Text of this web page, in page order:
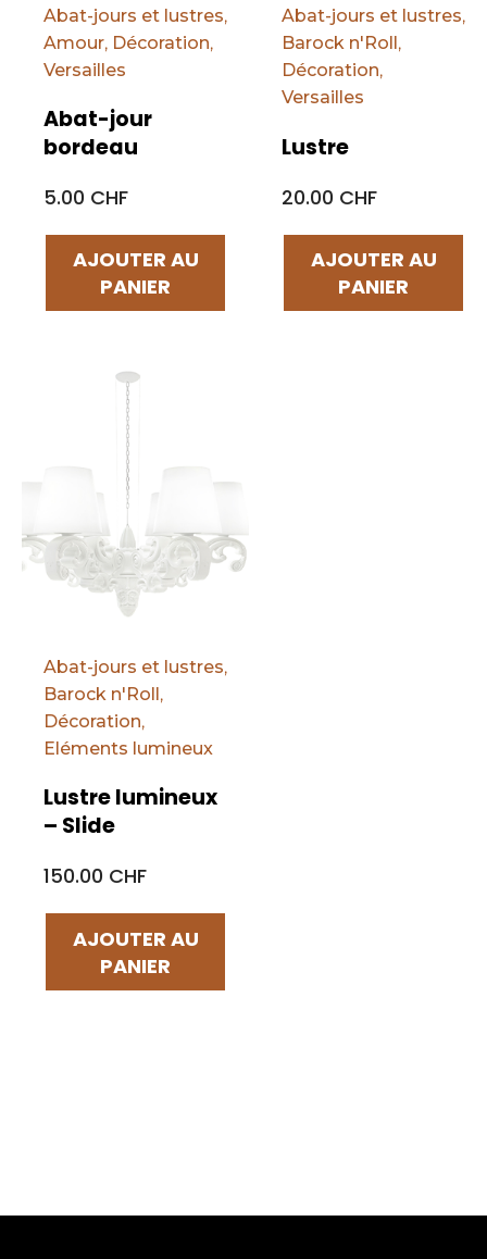
Abat-jours et lustres,
Amour, Décoration,
Versailles
Abat-jour
bordeau
5.00 CHF
AJOUTER AU
PANIER
Abat-jours et lustres,
Barock n'Roll,
Décoration,
Versailles
Lustre
20.00 CHF
AJOUTER AU
PANIER
Abat-jours et lustres,
Barock n'Roll ,
Décoration,
Eléments lumineux
Lustre lumineux
– Slide
150.00 CHF
AJOUTER AU
PANIER